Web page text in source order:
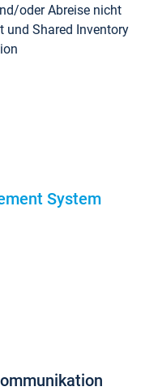
oder Abreise nicht
und Shared Inventory
System